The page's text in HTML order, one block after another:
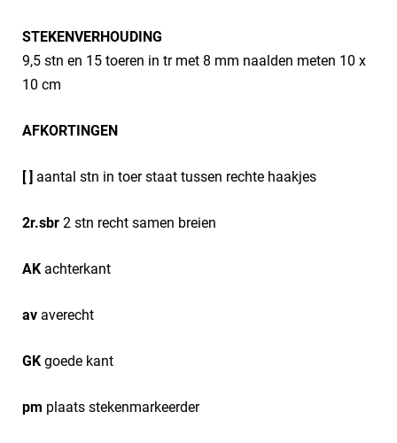
STEKENVERHOUDING
9,5 stn en 15 toeren in tr met 8 mm naalden meten 10 x
10 cm
AFKORTINGEN
[ ] aantal stn in toer staat tussen rechte haakjes
2r.sbr 2 stn recht samen breien
AK achterkant
av averecht
GK goede kant
pm plaats stekenmarkeerder